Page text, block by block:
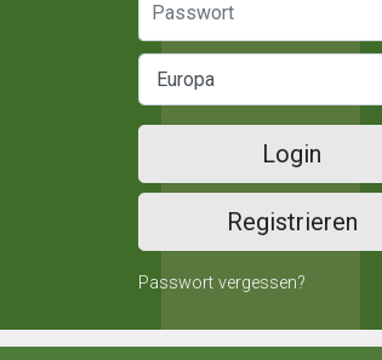
Login
Registrieren
Passwort vergessen?